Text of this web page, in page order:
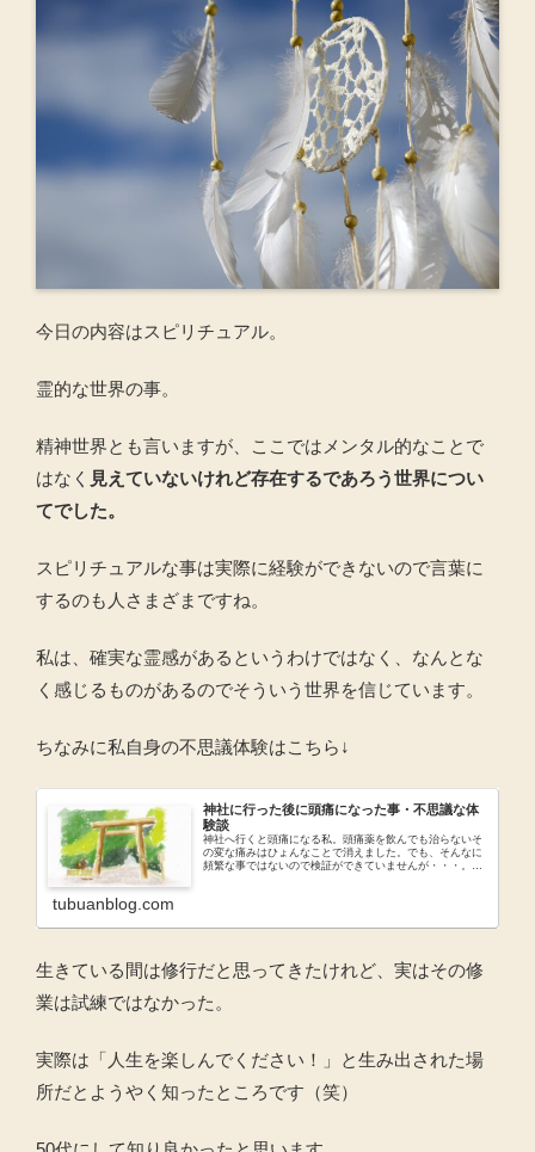
今日の内容はスピリチュアル。
霊的な世界の事。
精神世界とも言いますが、ここではメンタル的なことで
はなく 見えていないけれど存在するであろう世界につい
てでした。
スピリチュアルな事は実際に経験ができないので言葉に
するのも人さまざまですね。
私は、確実な霊感があるというわけではなく、なんとな
く感じるものがあるのでそういう世界を信じています。
ちなみに私自身の不思議体験はこちら↓
神社に行った後に頭痛になった事・不思議な体
験談
神社へ行くと頭痛になる私。頭痛薬を飲んでも治らないそ
の変な痛みはひょんなことで消えました。でも、そんなに
頻繁な事ではないので検証ができていませんが・・・。そ
tubuanblog.com
生きている間は修行だと思ってきたけれど、実はその修
業は試練ではなかった。
実際は「人生を楽しんでください！」と生み出された場
所だとようやく知ったところです（笑）